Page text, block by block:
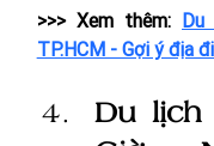
>>> Xem thêm:
TP.HCM - Gợi ý địa
Du